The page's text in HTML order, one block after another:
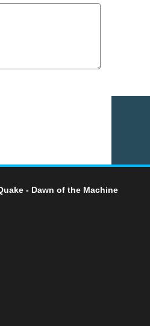
- Dawn of the Machine